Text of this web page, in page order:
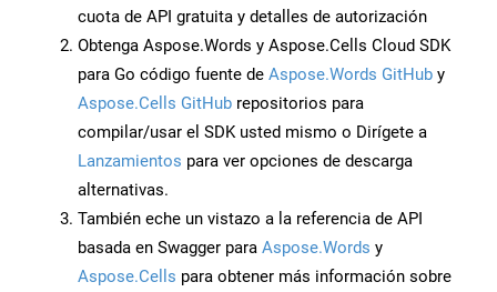
cuota de API gratuita y detalles de autorización
Obtenga Aspose.Words y Aspose.Cells Cloud SDK
para Go código fuente de Aspose.Words GitHub y
Aspose.Cells GitHub repositorios para
compilar/usar el SDK usted mismo o Dirígete a
Lanzamientos para ver opciones de descarga
alternativas.
También eche un vistazo a la referencia de API
basada en Swagger para Aspose.Words y
Aspose.Cells para obtener más información sobre